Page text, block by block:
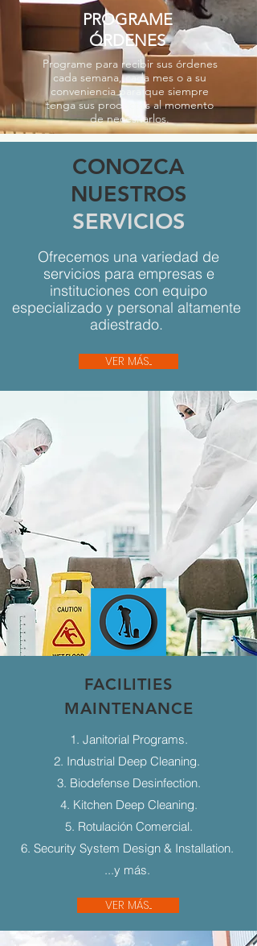
PROGRAME
ÓRDENES
Programe para recibir sus órdenes
cada semana, cada mes o a su
conveniencia para que siempre
tenga sus productos al momento
de necesitarlos.
CONOZCA
NUESTROS
SERVICIOS
Ofrecemos una variedad de
servicios para empresas e
instituciones con equipo
especializado y personal altamente
adiestrado.
VER MÁS...
FACILITIES
MAINTENANCE
1. Janitorial Programs.
2. Industrial Deep Cleaning.
3. Biodefense Desinfection.
4. Kitchen Deep Cleaning.
5. Rotulación Comercial.
6. Security System Design & Installation.
...y más.
VER MÁS...